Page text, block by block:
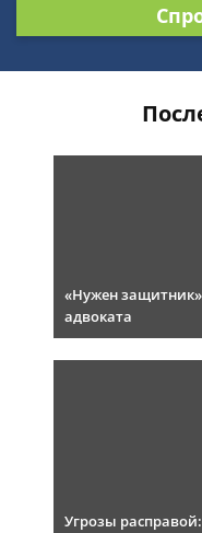
«Нужен
адвоката
Угрозы